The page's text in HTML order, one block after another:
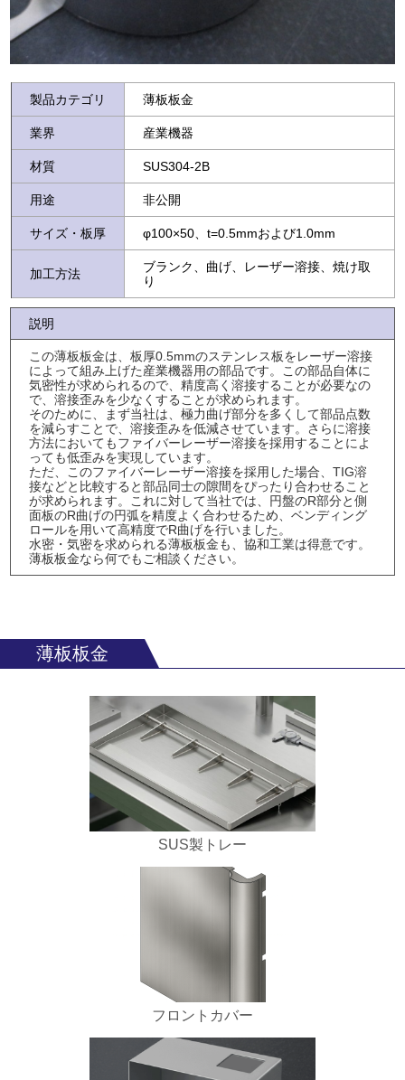
製品カテゴリ 薄板板金
業界 産業機器
材質 SUS304-2B
用途 非公開
サイズ・板厚 φ100×50、t=0.5mmおよび1.0mm
加工方法
ブランク、曲げ、レーザー溶接、焼け取
り
説明
この薄板板金は、板厚0.5mmのステンレス板をレーザー溶接
によって組み上げた産業機器用の部品です。この部品自体に
気密性が求められるので、精度高く溶接することが必要なの
で、溶接歪みを少なくすることが求められます。
そのために、まず当社は、極力曲げ部分を多くして部品点数
を減らすことで、溶接歪みを低減させています。さらに溶接
方法においてもファイバーレーザー溶接を採用することによ
っても低歪みを実現しています。
ただ、このファイバーレーザー溶接を採用した場合、TIG溶
接などと比較すると部品同士の隙間をぴったり合わせること
が求められます。これに対して当社では、円盤のR部分と側
面板のR曲げの円弧を精度よく合わせるため、ベンディング
ロールを用いて高精度でR曲げを行いました。
水密・気密を求められる薄板板金も、協和工業は得意です。
薄板板金なら何でもご相談ください。
薄板板金
SUS製トレー
フロントカバー